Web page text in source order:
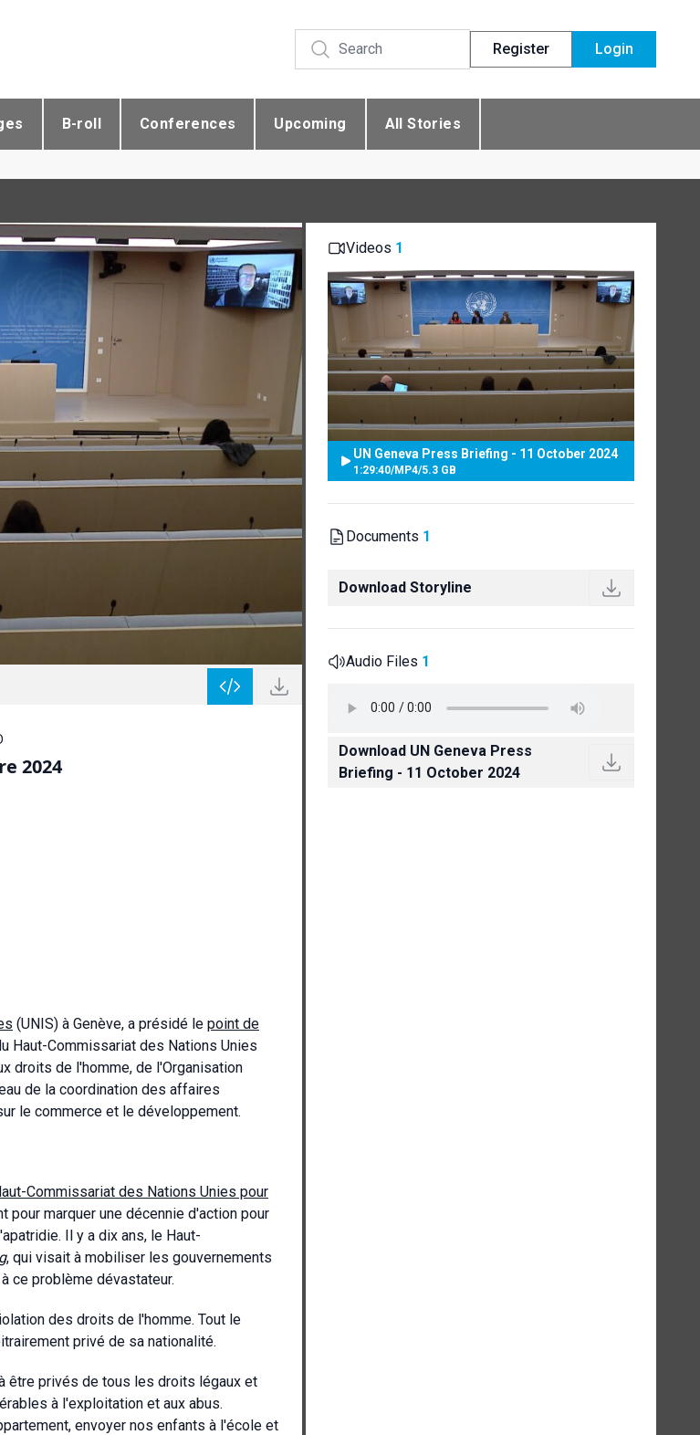
Register Login
B-roll Conferences Upcoming All Stories
2024
(UNIS) à Genève, a présidé le point de
Haut-Commissariat des Nations Unies
droits de l'homme, de l'Organisation
de la coordination des affaires
le commerce et le développement.
Commissariat des Nations Unies pour
pour marquer une décennie d'action pour
Il y a dix ans, le Haut-
, qui visait à mobiliser les gouvernements
ce problème dévastateur.
des droits de l'homme. Tout le
privé de sa nationalité.
être privés de tous les droits légaux et
à l'exploitation et aux abus.
envoyer nos enfants à l'école et
Videos 1
UN Geneva Press Briefing - 11 October 2024
1:29:40/MP4/5.3 GB
Documents 1
Download Storyline
Audio Files 1
Download UN Geneva Press
Briefing - 11 October 2024